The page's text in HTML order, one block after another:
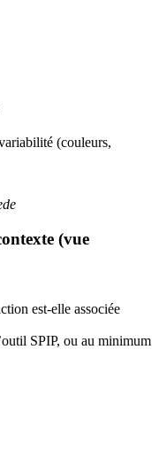
(couleurs,
(vue
est-elle associée
SPIP, ou au minimum